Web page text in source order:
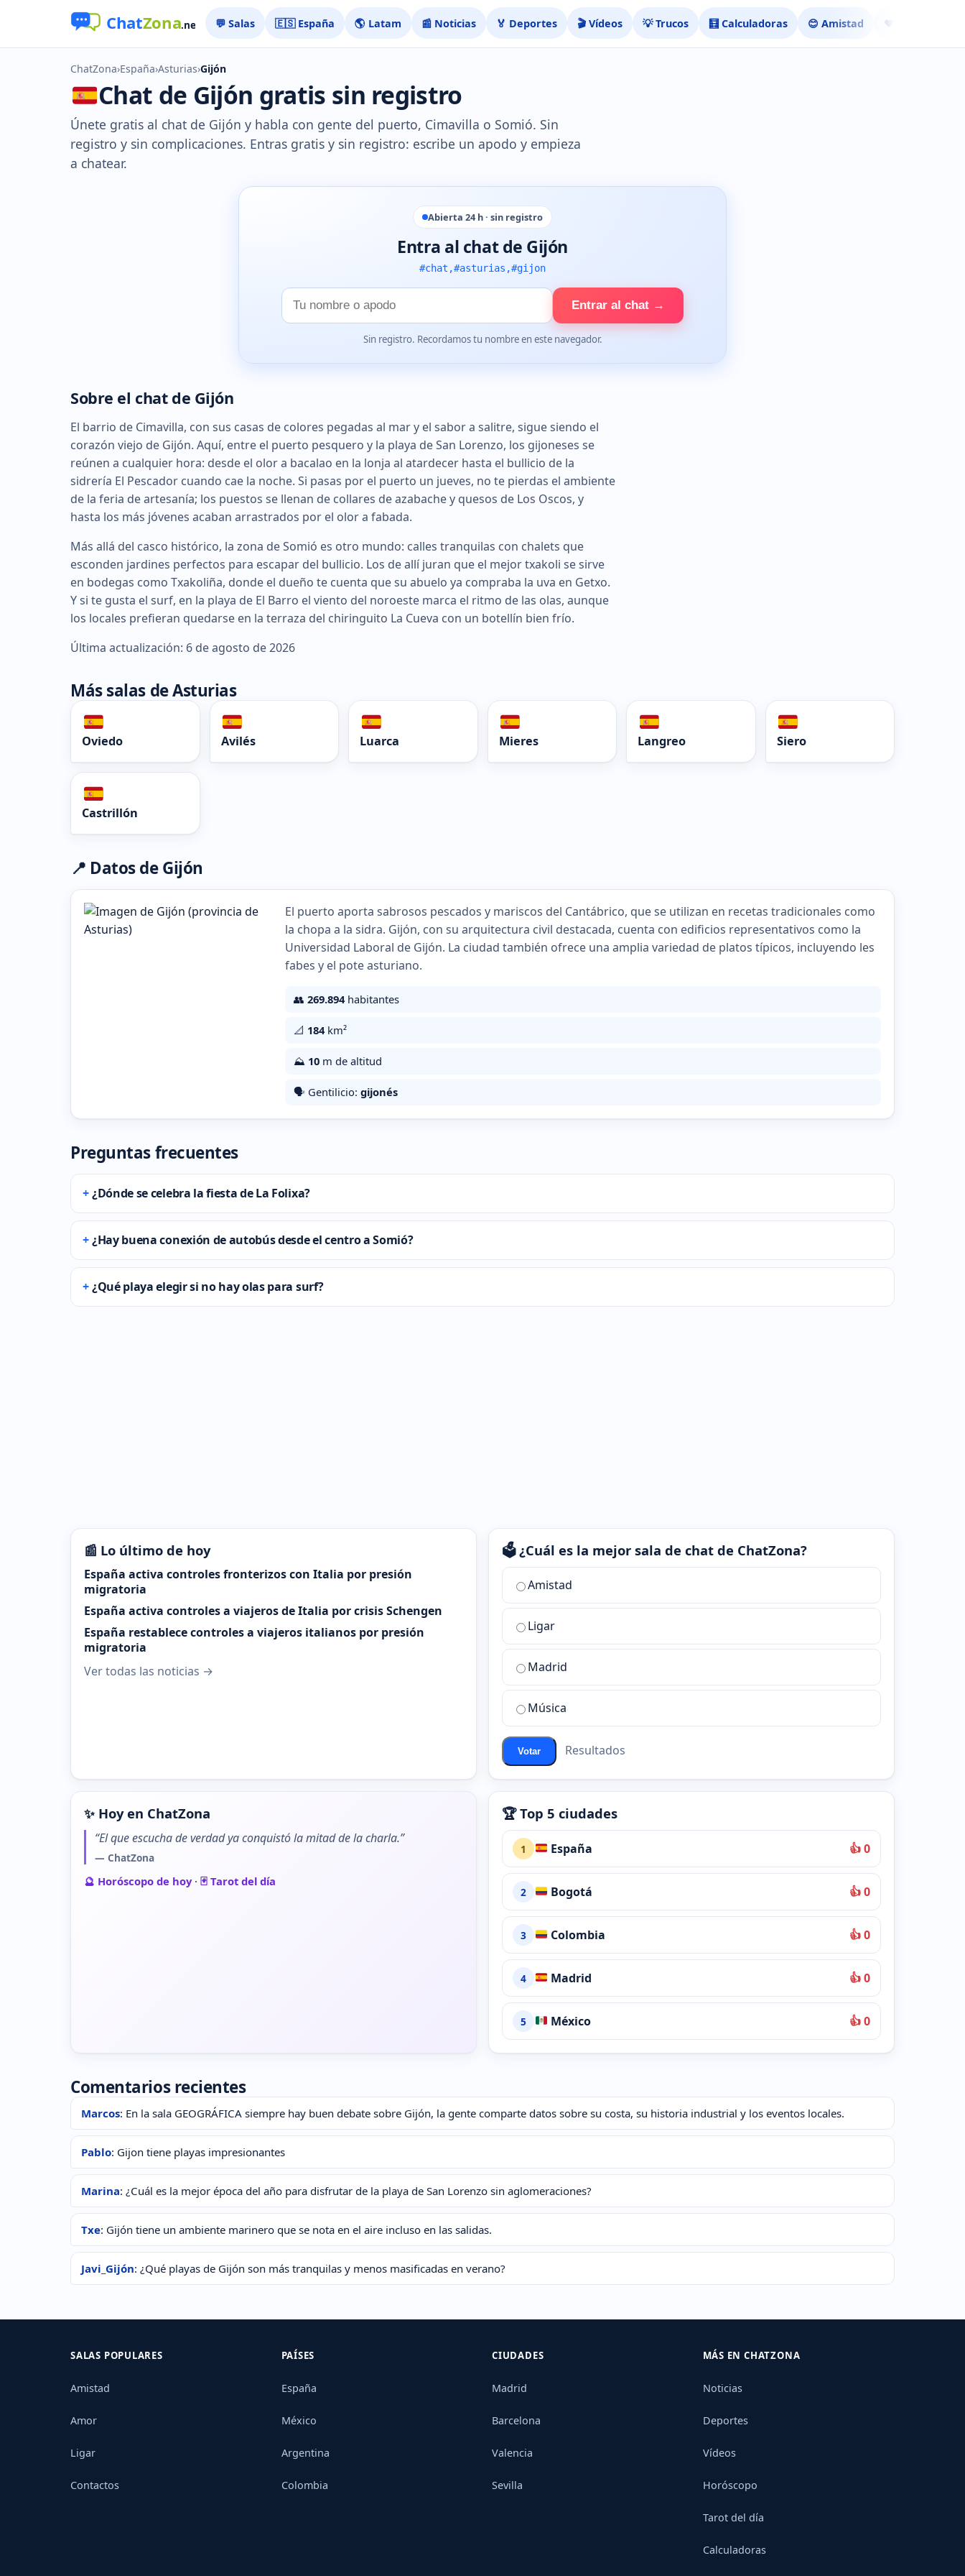
💬 Salas 🇪🇸 España 🌎 Latam 📰 Noticias 🏅 Deportes 🎬 Vídeos 💡 Trucos 🧮 Calculadoras 😊 Amistad ❤️ Ligar
ChatZona›España›Asturias›Gijón
Chat de Gijón gratis sin registro
Únete gratis al chat de Gijón y habla con gente del puerto, Cimavilla o Somió. Sin
registro y sin complicaciones. Entras gratis y sin registro: escribe un apodo y empieza
a chatear.
Abierta 24 h · sin registro
Entra al chat de Gijón
#chat,#asturias,#gijon
Tu
nombre
Entrar al chat →
Sin registro. Recordamos tu nombre en este navegador.
Sobre el chat de Gijón
El barrio de Cimavilla, con sus casas de colores pegadas al mar y el sabor a salitre, sigue siendo el
corazón viejo de Gijón. Aquí, entre el puerto pesquero y la playa de San Lorenzo, los gijoneses se
reúnen a cualquier hora: desde el olor a bacalao en la lonja al atardecer hasta el bullicio de la
sidrería El Pescador cuando cae la noche. Si pasas por el puerto un jueves, no te pierdas el ambiente
de la feria de artesanía; los puestos se llenan de collares de azabache y quesos de Los Oscos, y
hasta los más jóvenes acaban arrastrados por el olor a fabada.
Más allá del casco histórico, la zona de Somió es otro mundo: calles tranquilas con chalets que
esconden jardines perfectos para escapar del bullicio. Los de allí juran que el mejor txakoli se sirve
en bodegas como Txakoliña, donde el dueño te cuenta que su abuelo ya compraba la uva en Getxo.
Y si te gusta el surf, en la playa de El Barro el viento del noroeste marca el ritmo de las olas, aunque
los locales prefieran quedarse en la terraza del chiringuito La Cueva con un botellín bien frío.
Última actualización: 6 de agosto de 2026
Más salas de Asturias
Oviedo Avilés Luarca Mieres Langreo Siero
Castrillón
📍 Datos de Gijón
El puerto aporta sabrosos pescados y mariscos del Cantábrico, que se utilizan en recetas tradicionales como
la chopa a la sidra. Gijón, con su arquitectura civil destacada, cuenta con edificios representativos como la
Universidad Laboral de Gijón. La ciudad también ofrece una amplia variedad de platos típicos, incluyendo les
fabes y el pote asturiano.
👥 269.894habitantes
📐 184km²
⛰️ 10 m de altitud
🗣️ Gentilicio: gijonés
Preguntas frecuentes
¿Dónde se celebra la fiesta de La Folixa?
¿Hay buena conexión de autobús desde el centro a Somió?
¿Qué playa elegir si no hay olas para surf?
📰 Lo último de hoy
España activa controles fronterizos con Italia por presión
migratoria
España activa controles a viajeros de Italia por crisis Schengen
España restablece controles a viajeros italianos por presión
migratoria
Ver todas las noticias →
🗳️ ¿Cuál es la mejor sala de chat de ChatZona?
¿Cuál
la
mejor
sala
chat
ChatZona?
Amistad
Ligar
Madrid
Música
Votar Resultados
✨ Hoy en ChatZona
“El que escucha de verdad ya conquistó la mitad de la charla.”
— ChatZona
🔮 Horóscopo de hoy· 🃏 Tarot del día
🏆 Top 5 ciudades
1 España 👍 0
2 Bogotá 👍 0
3 Colombia 👍 0
4 Madrid 👍 0
5 México 👍 0
Comentarios recientes
Marcos: En la sala GEOGRÁFICA siempre hay buen debate sobre Gijón, la gente comparte datos sobre su costa, su historia industrial y los eventos locales.
Pablo: Gijon tiene playas impresionantes
Marina: ¿Cuál es la mejor época del año para disfrutar de la playa de San Lorenzo sin aglomeraciones?
Txe: Gijón tiene un ambiente marinero que se nota en el aire incluso en las salidas.
Javi_Gijón: ¿Qué playas de Gijón son más tranquilas y menos masificadas en verano?
SALAS POPULARES
Amistad
Amor
Ligar
Contactos
PAÍSES
España
México
Argentina
Colombia
CIUDADES
Madrid
Barcelona
Valencia
Sevilla
MÁS EN CHATZONA
Noticias
Deportes
Vídeos
Horóscopo
Tarot del día
Calculadoras